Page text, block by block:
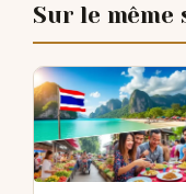
Sur le